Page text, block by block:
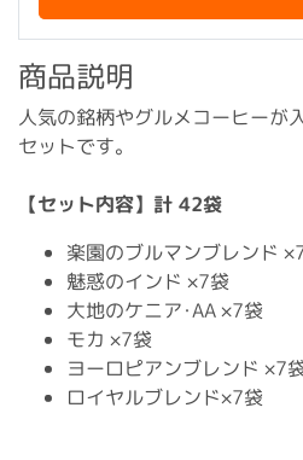
商品説明
人気の銘柄やグルメコーヒーが
セットです｡
【セット内容】計 42袋
楽園のブルマンブレンド
魅惑のインド ×7袋
大地のケニア･AA ×7袋
モカ ×7袋
ヨーロピアンブレンド ×7
ロイヤルブレンド×7袋